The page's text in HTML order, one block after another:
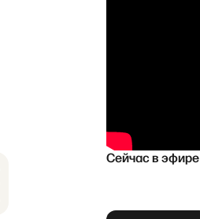
Сейчас в эфире